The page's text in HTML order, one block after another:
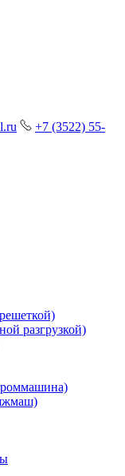
+7 (3522) 55-
разгрузкой)